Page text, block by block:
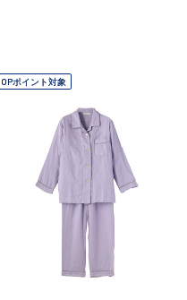
OPポイント対象